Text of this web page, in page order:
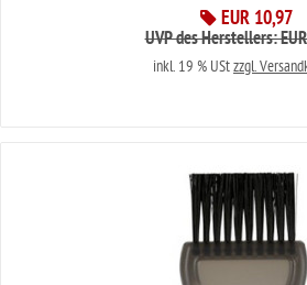
EUR 10,97
UVP des Herstellers:
inkl. 19 % UStzzgl.